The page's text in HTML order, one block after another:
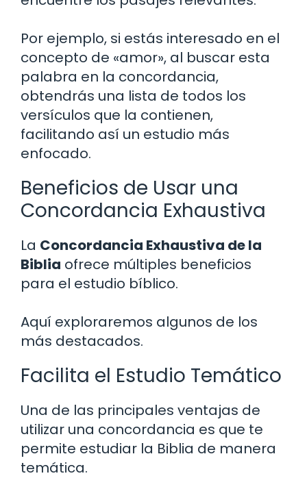
Por ejemplo, si estás interesado en el
concepto de «amor», al buscar esta
palabra en la concordancia,
obtendrás una lista de todos los
versículos que la contienen,
facilitando así un estudio más
enfocado.
Beneficios de Usar una
Concordancia Exhaustiva
La Concordancia Exhaustiva de la
Biblia ofrece múltiples beneficios
para el estudio bíblico.
Aquí exploraremos algunos de los
más destacados.
Facilita el Estudio Temático
Una de las principales ventajas de
utilizar una concordancia es que te
permite estudiar la Biblia de manera
temática.